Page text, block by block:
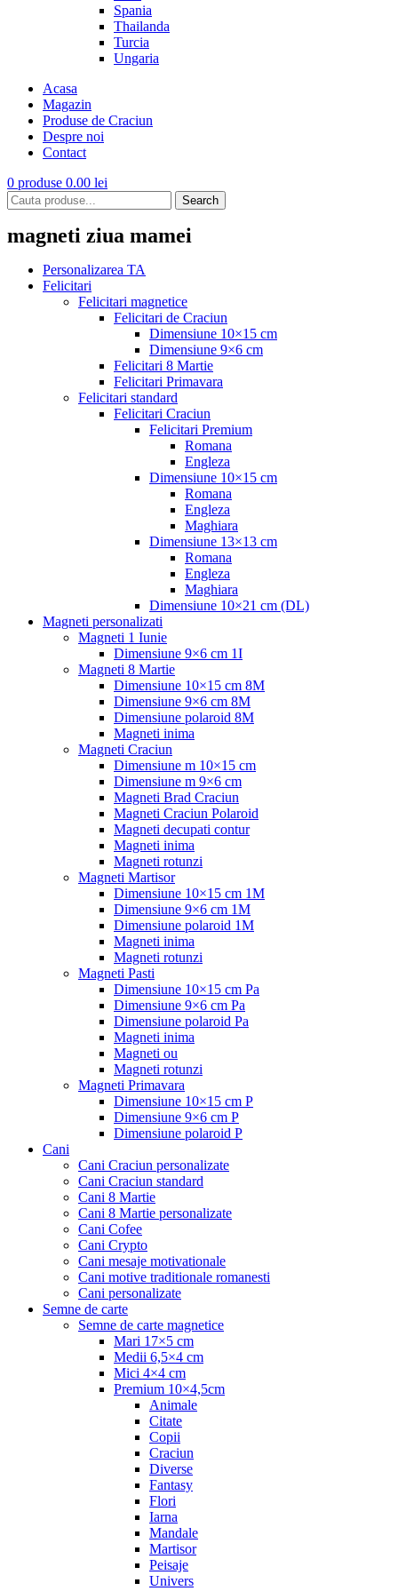
Spania
Thailanda
Turcia
Ungaria
Acasa
Magazin
Produse de Craciun
Despre noi
Contact
0 produse 0.00 lei
Search
magneti ziua mamei
Personalizarea TA
Felicitari
Felicitari magnetice
Felicitari de Craciun
Dimensiune 10×15 cm
Dimensiune 9×6 cm
Felicitari 8 Martie
Felicitari Primavara
Felicitari standard
Felicitari Craciun
Felicitari Premium
Romana
Engleza
Dimensiune 10×15 cm
Romana
Engleza
Maghiara
Dimensiune 13×13 cm
Romana
Engleza
Maghiara
Dimensiune 10×21 cm (DL)
Magneti personalizati
Magneti 1 Iunie
Dimensiune 9×6 cm 1I
Magneti 8 Martie
Dimensiune 10×15 cm 8M
Dimensiune 9×6 cm 8M
Dimensiune polaroid 8M
Magneti inima
Magneti Craciun
Dimensiune m 10×15 cm
Dimensiune m 9×6 cm
Magneti Brad Craciun
Magneti Craciun Polaroid
Magneti decupati contur
Magneti inima
Magneti rotunzi
Magneti Martisor
Dimensiune 10×15 cm 1M
Dimensiune 9×6 cm 1M
Dimensiune polaroid 1M
Magneti inima
Magneti rotunzi
Magneti Pasti
Dimensiune 10×15 cm Pa
Dimensiune 9×6 cm Pa
Dimensiune polaroid Pa
Magneti inima
Magneti ou
Magneti rotunzi
Magneti Primavara
Dimensiune 10×15 cm P
Dimensiune 9×6 cm P
Dimensiune polaroid P
Cani
Cani Craciun personalizate
Cani Craciun standard
Cani 8 Martie
Cani 8 Martie personalizate
Cani Cofee
Cani Crypto
Cani mesaje motivationale
Cani motive traditionale romanesti
Cani personalizate
Semne de carte
Semne de carte magnetice
Mari 17×5 cm
Medii 6,5×4 cm
Mici 4×4 cm
Premium 10×4,5cm
Animale
Citate
Copii
Craciun
Diverse
Fantasy
Flori
Iarna
Mandale
Martisor
Peisaje
Univers